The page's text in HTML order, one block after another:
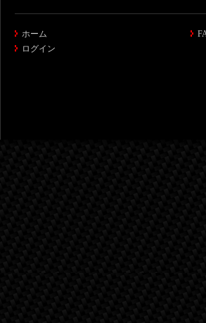
ホーム
ログイン